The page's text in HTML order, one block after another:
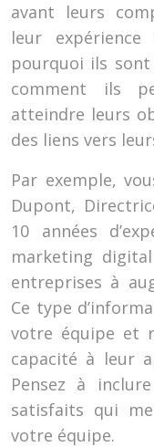
avant leurs
leur
pourquoi ils
comment ils
atteindre leurs
des liens vers
Par exemple,
Dupont,
10 années
marketing
entreprises à
Ce type
votre équipe et
capacité à leur
Pensez à
satisfaits qui
votre équipe.